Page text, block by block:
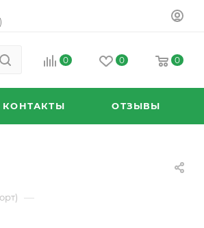
0 0 0
КОНТАКТЫ ОТЗЫВЫ
—